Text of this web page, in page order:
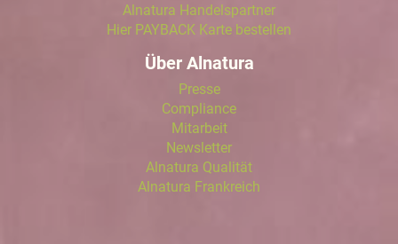
Alnatura Handelspartner
Hier PAYBACK Karte bestellen
Über Alnatura
Presse
Compliance
Mitarbeit
Newsletter
Alnatura Qualität
Alnatura Frankreich